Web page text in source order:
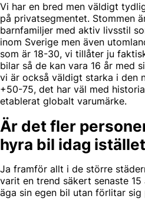
Vi har en bred men väldigt
på privatsegmentet. Stommen
barnfamiljer med aktiv livsstil
inom Sverige men även
som är 18-30, vi tillåter ju
bilar så de kan vara 16 år med
vi är också väldigt starka i den
+50-75, det har väl med
etablerat globalt varumärke.
Är det fler
hyra bil idag
Ja framför allt i de större
varit en trend säkert senaste
äga sin egen bil utan förlitar